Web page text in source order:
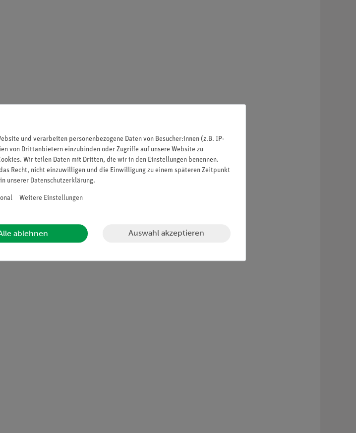
und verarbeiten personenbezogene Daten von Besucher:innen (z.B. IP-
von Drittanbietern einzubinden oder Zugriffe auf unsere Website zu
Wir teilen Daten mit Dritten, die wir in den Einstellungen benennen.
Recht, nicht einzuwilligen und die Einwilligung zu einem späteren Zeitpunkt
unserer Daten­schutz­erklärung.
Weitere Einstellungen
ablehnen Auswahl akzeptieren